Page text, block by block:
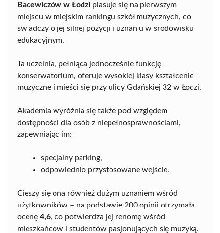
Bacewiczów w Łodzi plasuje się na pierwszym
miejscu w miejskim rankingu szkół muzycznych, co
świadczy o jej silnej pozycji i uznaniu w środowisku
edukacyjnym.
Ta uczelnia, pełniąca jednocześnie funkcję
konserwatorium, oferuje wysokiej klasy kształcenie
muzyczne i mieści się przy ulicy Gdańskiej 32 w Łodzi.
Akademia wyróżnia się także pod względem
dostępności dla osób z niepełnosprawnościami,
zapewniając im:
specjalny parking,
odpowiednio przystosowane wejście.
Cieszy się ona również dużym uznaniem wśród
użytkowników – na podstawie 200 opinii otrzymała
ocenę 4,6, co potwierdza jej renomę wśród
mieszkańców i studentów pasjonujących się muzyką.